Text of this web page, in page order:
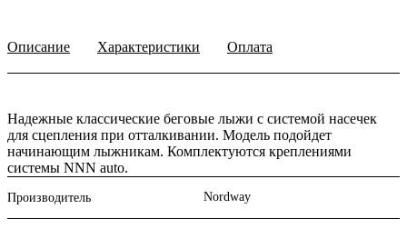
Описание Характеристики Оплата
Надежные классические беговые лыжи с системой насечек
для сцепления при отталкивании. Модель подойдет
начинающим лыжникам. Комплектуются креплениями
системы NNN auto.
Производитель Nordway